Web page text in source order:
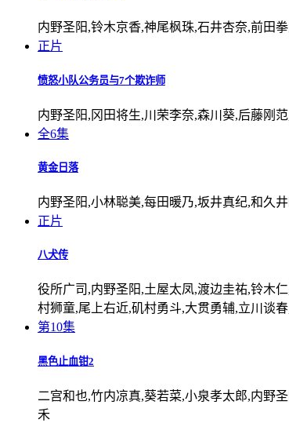
内野圣阳,铃木京香,神尾枫珠,石井杏奈,前田
正片
愤怒小队公务员与7个欺诈师
内野圣阳,冈田将生,川荣李奈,森川葵,后藤刚
全6集
黄金日落
内野圣阳,小林聪美,每田暖乃,坂井真纪,和久
正片
八犬传
役所广司,内野圣阳,土屋太凤,渡边圭祐,铃木
村狮童,尾上右近,矶村勇斗,大贯勇辅,立川谈
第10集
黑色止血钳2
二宫和也,竹内凉真,葵若菜,小泉孝太郎,内野
禾